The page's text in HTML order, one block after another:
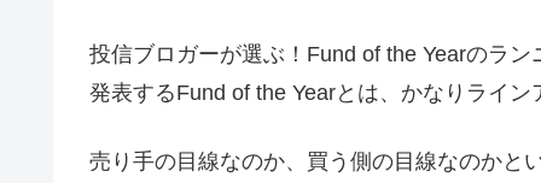
投信ブロガーが選ぶ！Fund of the Yearのラ
発表するFund of the Yearとは、かなりライ
売り手の目線なのか、買う側の目線なのかと